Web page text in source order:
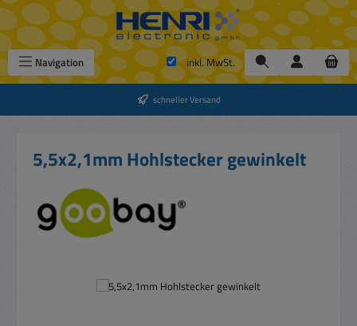
Zum Hauptinhalt springen
Navigation inkl. MwSt.
schneller Versand
5,5x2,1mm Hohlstecker gewinkelt